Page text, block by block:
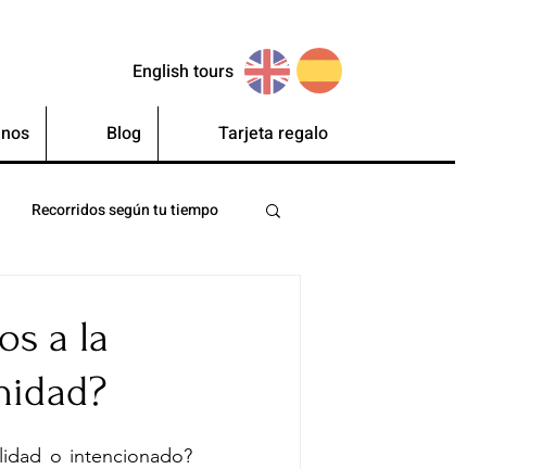
Blog Tarjeta regalo
English tours
Recorridos según tu tiempo
a la
o intencionado?